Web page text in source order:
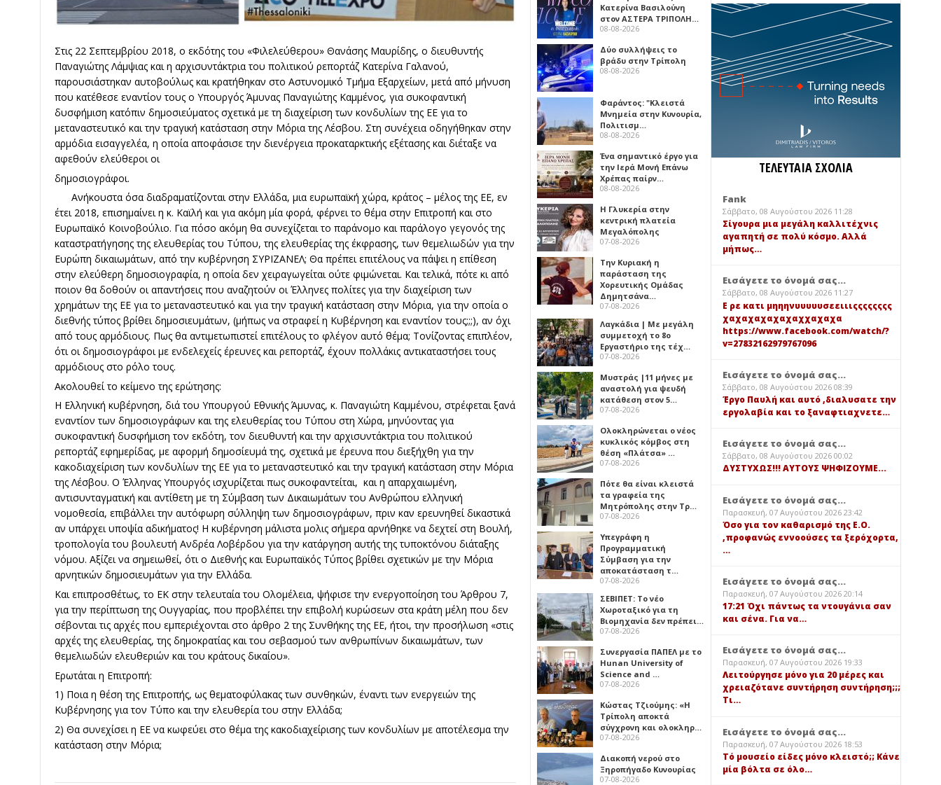
Στις 22 Σεπτεμβρίου 2018, ο εκδότης του «Φιλελεύθερου» Θανάσης Μαυρίδης, ο διευθυντής
Παναγιώτης Λάμψιας και η αρχισυντάκτρια του πολιτικού ρεπορτάζ Κατερίνα Γαλανού,
παρουσιάστηκαν αυτοβούλως και κρατήθηκαν στο Αστυνομικό Τμήμα Εξαρχείων, μετά από μήνυση
που κατέθεσε εναντίον τους ο Υπουργός Άμυνας Παναγιώτης Καμμένος, για συκοφαντική
δυσφήμιση κατόπιν δημοσιεύματος σχετικά με τη διαχείριση των κονδυλίων της ΕΕ για το
μεταναστευτικό και την τραγική κατάσταση στην Μόρια της Λέσβου. Στη συνέχεια οδηγήθηκαν στην
αρμόδια εισαγγελέα, η οποία αποφάσισε την διενέργεια προκαταρκτικής εξέτασης και διέταξε να
αφεθούν ελεύθεροι οι
δημοσιογράφοι.
Ανήκουστα όσα διαδραματίζονται στην Ελλάδα, μια ευρωπαϊκή χώρα, κράτος – μέλος της ΕΕ, εν
έτει 2018, επισημαίνει η κ. Καϊλή και για ακόμη μία φορά, φέρνει το θέμα στην Επιτροπή και στο
Ευρωπαϊκό Κοινοβούλιο. Για πόσο ακόμη θα συνεχίζεται το παράνομο και παράλογο γεγονός της
καταστρατήγησης της ελευθερίας του Τύπου, της ελευθερίας της έκφρασης, των θεμελιωδών για την
Ευρώπη δικαιωμάτων, από την κυβέρνηση ΣΥΡΙΖΑΝΕΛ; Θα πρέπει επιτέλους να πάψει η επίθεση
στην ελεύθερη δημοσιογραφία, η οποία δεν χειραγωγείται ούτε φιμώνεται. Και τελικά, πότε κι από
ποιον θα δοθούν οι απαντήσεις που αναζητούν οι Έλληνες πολίτες για την διαχείριση των
χρημάτων της ΕΕ για το μεταναστευτικό και για την τραγική κατάσταση στην Μόρια, για την οποία ο
διεθνής τύπος βρίθει δημοσιευμάτων, (μήπως να στραφεί η Κυβέρνηση και εναντίον τους;;;), αν όχι
από τους αρμόδιους. Πως θα αντιμετωπιστεί επιτέλους το φλέγον αυτό θέμα; Τονίζοντας επιπλέον,
ότι οι δημοσιογράφοι με ενδελεχείς έρευνες και ρεπορτάζ, έχουν πολλάκις αντικαταστήσει τους
αρμόδιους στο ρόλο τους.
Ακολουθεί το κείμενο της ερώτησης:
Η Ελληνική κυβέρνηση, διά του Υπουργού Εθνικής Άμυνας, κ. Παναγιώτη Καμμένου, στρέφεται ξανά
εναντίον των δημοσιογράφων και της ελευθερίας του Τύπου στη Χώρα, μηνύοντας για
συκοφαντική δυσφήμιση τον εκδότη, τον διευθυντή και την αρχισυντάκτρια του πολιτικού
ρεπορτάζ εφημερίδας, με αφορμή δημοσίευμά της, σχετικά με έρευνα που διεξήχθη για την
κακοδιαχείριση των κονδυλίων της ΕΕ για το μεταναστευτικό και την τραγική κατάσταση στην Μόρια
της Λέσβου. Ο Έλληνας Υπουργός ισχυρίζεται πως συκοφαντείται, και η απαρχαιωμένη,
αντισυνταγματική και αντίθετη με τη Σύμβαση των Δικαιωμάτων του Ανθρώπου ελληνική
νομοθεσία, επιβάλλει την αυτόφωρη σύλληψη των δημοσιογράφων, πριν καν ερευνηθεί δικαστικά
αν υπάρχει υποψία αδικήματος! Η κυβέρνηση μάλιστα μολις σήμερα αρνήθηκε να δεχτεί στη Βουλή,
τροπολογία του βουλευτή Ανδρέα Λοβέρδου για την κατάργηση αυτής της τυποκτόνου διάταξης
νόμου. Αξίζει να σημειωθεί, ότι ο Διεθνής και Ευρωπαϊκός Τύπος βρίθει σχετικών με την Μόρια
αρνητικών δημοσιευμάτων για την Ελλάδα.
Και επιπροσθέτως, το ΕΚ στην τελευταία του Ολομέλεια, ψήφισε την ενεργοποίηση του Άρθρου 7,
για την περίπτωση της Ουγγαρίας, που προβλέπει την επιβολή κυρώσεων στα κράτη μέλη που δεν
σέβονται τις αρχές που εμπεριέχονται στο άρθρο 2 της Συνθήκης της ΕΕ, ήτοι, την προσήλωση «στις
αρχές της ελευθερίας, της δημοκρατίας και του σεβασμού των ανθρωπίνων δικαιωμάτων, των
θεμελιωδών ελευθεριών και του κράτους δικαίου».
Ερωτάται η Επιτροπή:
1) Ποια η θέση της Επιτροπής, ως θεματοφύλακας των συνθηκών, έναντι των ενεργειών της
Κυβέρνησης για τον Τύπο και την ελευθερία του στην Ελλάδα;
2) Θα συνεχίσει η ΕΕ να κωφεύει στο θέμα της κακοδιαχείρισης των κονδυλίων με αποτέλεσμα την
κατάσταση στην Μόρια;
Κατερίνα Βασιλούνη
στον ΑΣΤΕΡΑ ΤΡΙΠΟΛΗ…
08-08-2026
Δύο συλλήψεις το
βράδυ στην Τρίπολη
08-08-2026
Φαράντος: "Κλειστά
Μνημεία στην Κυνουρία,
Πολιτισμ…
08-08-2026
Ένα σημαντικό έργο για
την Ιερά Μονή Επάνω
Χρέπας παίρν…
08-08-2026
Η Γλυκερία στην
κεντρική πλατεία
Μεγαλόπολης
07-08-2026
Την Κυριακή η
παράσταση της
Χορευτικής Ομάδας
Δημητσάνα…
07-08-2026
Λαγκάδια | Με μεγάλη
συμμετοχή το 8ο
Εργαστήριο της τέχ…
07-08-2026
Μυστράς |11 μήνες με
αναστολή για ψευδή
κατάθεση στον 5…
07-08-2026
Ολοκληρώνεται ο νέος
κυκλικός κόμβος στη
θέση «Πλάτσα» …
07-08-2026
Πότε θα είναι κλειστά
τα γραφεία της
Μητρόπολης στην Τρ…
07-08-2026
Υπεγράφη η
Προγραμματική
Σύμβαση για την
αποκατάσταση τ…
07-08-2026
ΣΕΒΙΠΕΤ: Το νέο
Χωροταξικό για τη
Βιομηχανία δεν πρέπει…
07-08-2026
Συνεργασία ΠΑΠΕΛ με το
Hunan University of
Science and …
07-08-2026
Κώστας Τζιούμης: «Η
Τρίπολη αποκτά
σύγχρονη και ολοκληρ…
07-08-2026
Διακοπή νερού στο
Ξηροπήγαδο Κυνουρίας
07-08-2026
ΤΕΛΕΥΤΑΙΑ ΣΧΟΛΙΑ
Fank
Σάββατο, 08 Αυγούστου 2026 11:28
Σίγουρα μια μεγάλη καλλιτέχνις
αγαπητή σε πολύ κόσμο. Αλλά
μήπως…
Εισάγετε το όνομά σας...
Σάββατο, 08 Αυγούστου 2026 11:27
Ε ρε κατι μηηηνυυυυυσεειιιςςςςςςςς
χαχαχαχαχαχαχχαχαχα
https://www.facebook.com/watch/?
v=27832162979767096
Εισάγετε το όνομά σας...
Σάββατο, 08 Αυγούστου 2026 08:39
Έργο Παυλή και αυτό ,διαλυσατε την
εργολαβία και το ξαναφτιαχνετε…
Εισάγετε το όνομά σας...
Σάββατο, 08 Αυγούστου 2026 00:02
ΔΥΣΤΥΧΩΣ!!! ΑΥΤΟΥΣ ΨΗΦΙΖΟΥΜΕ...
Εισάγετε το όνομά σας...
Παρασκευή, 07 Αυγούστου 2026 23:42
Όσο για τον καθαρισμό της Ε.Ο.
,προφανώς εννοούσες τα ξερόχορτα,
…
Εισάγετε το όνομά σας...
Παρασκευή, 07 Αυγούστου 2026 20:14
17:21 Όχι πάντως τα ντουγάνια σαν
και σένα. Για να…
Εισάγετε το όνομά σας...
Παρασκευή, 07 Αυγούστου 2026 19:33
Λειτούργησε μόνο για 20 μέρες και
χρειαζότανε συντήρηση συντήρηση;;;
Τι…
Εισάγετε το όνομά σας...
Παρασκευή, 07 Αυγούστου 2026 18:53
Τό μουσείο είδες μόνο κλειστό;; Κάνε
μία βόλτα σε όλο…